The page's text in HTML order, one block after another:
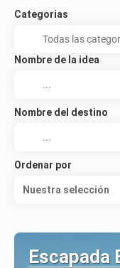
Categorias
Nombre de la idea
Nombre del destino
Ordenar por
Nuestra selección
Escapada